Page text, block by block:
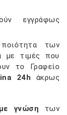
εγγράφως
των
με τιμές που
το Γραφείο
24h άκρως
γνώση των